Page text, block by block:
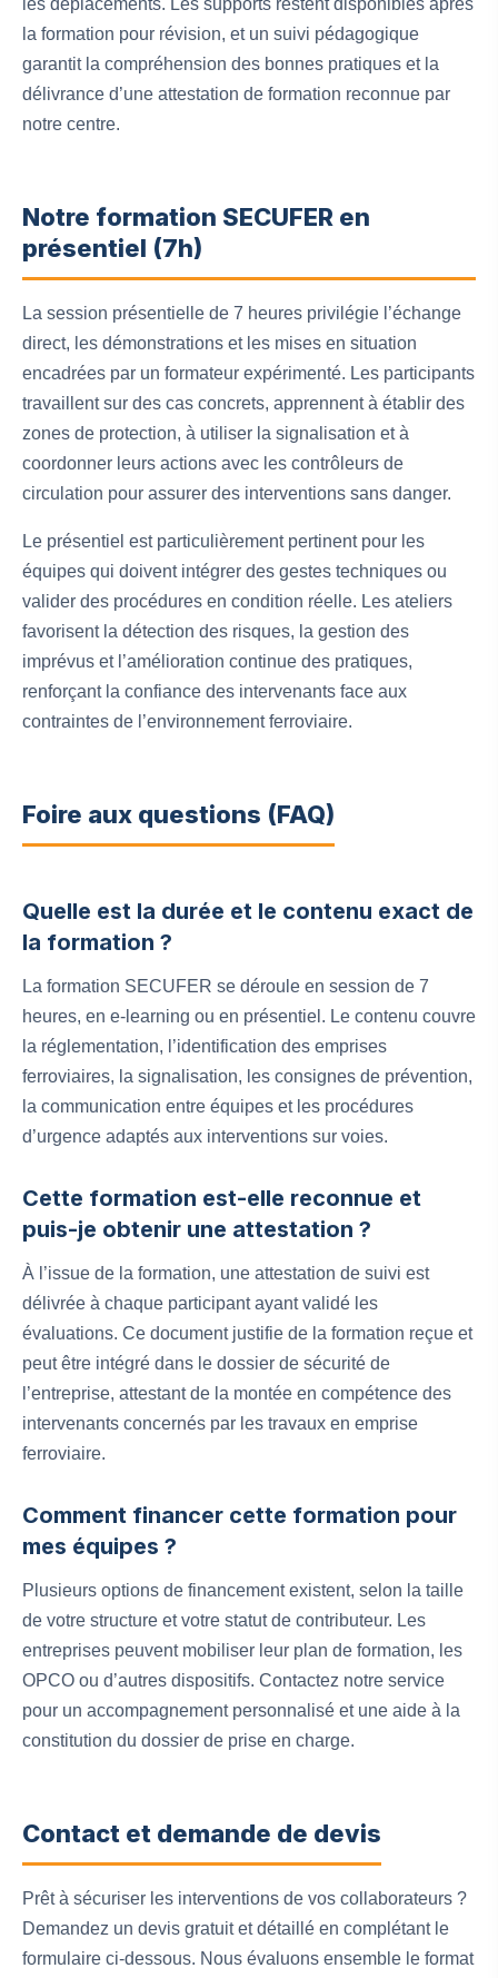
les déplacements. Les supports restent disponibles après
la formation pour révision, et un suivi pédagogique
garantit la compréhension des bonnes pratiques et la
délivrance d’une attestation de formation reconnue par
notre centre.
Notre formation SECUFER en
présentiel (7h)
La session présentielle de 7 heures privilégie l’échange
direct, les démonstrations et les mises en situation
encadrées par un formateur expérimenté. Les participants
travaillent sur des cas concrets, apprennent à établir des
zones de protection, à utiliser la signalisation et à
coordonner leurs actions avec les contrôleurs de
circulation pour assurer des interventions sans danger.
Le présentiel est particulièrement pertinent pour les
équipes qui doivent intégrer des gestes techniques ou
valider des procédures en condition réelle. Les ateliers
favorisent la détection des risques, la gestion des
imprévus et l’amélioration continue des pratiques,
renforçant la confiance des intervenants face aux
contraintes de l’environnement ferroviaire.
Foire aux questions (FAQ)
Quelle est la durée et le contenu exact de
la formation ?
La formation SECUFER se déroule en session de 7
heures, en e-learning ou en présentiel. Le contenu couvre
la réglementation, l’identification des emprises
ferroviaires, la signalisation, les consignes de prévention,
la communication entre équipes et les procédures
d’urgence adaptés aux interventions sur voies.
Cette formation est-elle reconnue et
puis-je obtenir une attestation ?
À l’issue de la formation, une attestation de suivi est
délivrée à chaque participant ayant validé les
évaluations. Ce document justifie de la formation reçue et
peut être intégré dans le dossier de sécurité de
l’entreprise, attestant de la montée en compétence des
intervenants concernés par les travaux en emprise
ferroviaire.
Comment financer cette formation pour
mes équipes ?
Plusieurs options de financement existent, selon la taille
de votre structure et votre statut de contributeur. Les
entreprises peuvent mobiliser leur plan de formation, les
OPCO ou d’autres dispositifs. Contactez notre service
pour un accompagnement personnalisé et une aide à la
constitution du dossier de prise en charge.
Contact et demande de devis
Prêt à sécuriser les interventions de vos collaborateurs ?
Demandez un devis gratuit et détaillé en complétant le
formulaire ci‑dessous. Nous évaluons ensemble le format